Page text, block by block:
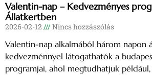
Valentin-nap – Kedvezményes
Állatkertben
2026-02-12 Nincs hozzászólás
Valentin-nap alkalmából három napon
kedvezménnyel látogathatók a
programjai, ahol megtudhatjuk